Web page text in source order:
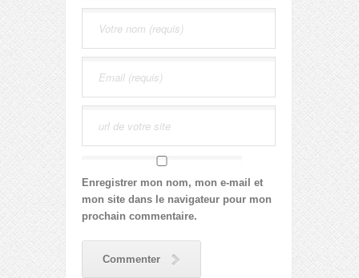
Enregistrer mon nom, mon e-mail et
mon site dans le navigateur pour mon
prochain commentaire.
Commenter